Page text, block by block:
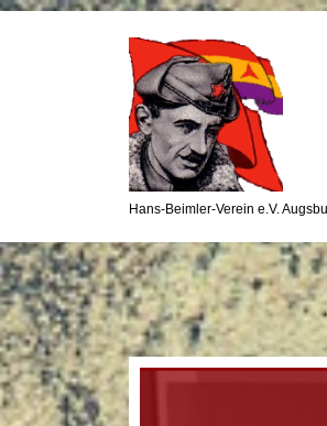
S
t
e
n
t
Hans-Beimler-Verein e.V.